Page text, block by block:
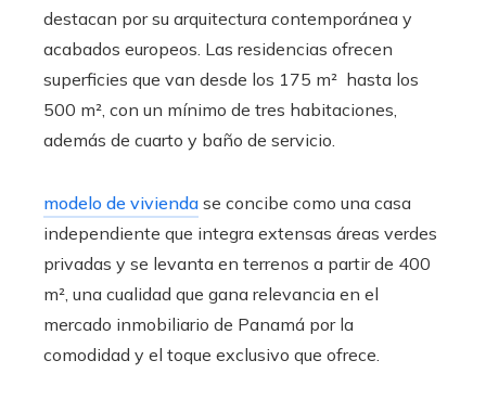
destacan por su arquitectura contemporánea y
acabados europeos. Las residencias ofrecen
superficies que van desde los 175 m² hasta los
500 m², con un mínimo de tres habitaciones,
además de cuarto y baño de servicio.
modelo de vivienda se concibe como una casa
independiente que integra extensas áreas verdes
privadas y se levanta en terrenos a partir de 400
m², una cualidad que gana relevancia en el
mercado inmobiliario de Panamá por la
comodidad y el toque exclusivo que ofrece.